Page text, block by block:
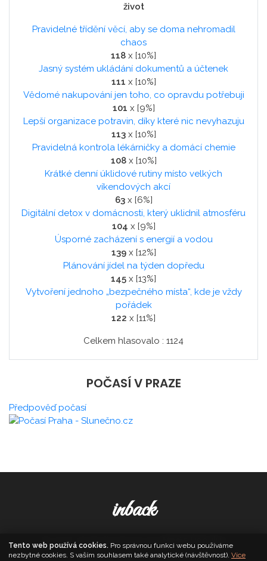
život
Pravidelné třídění věcí, aby se doma nehromadil
chaos
118 x [10%]
Jasný systém ukládání dokumentů a účtenek
111 x [10%]
Vědomé nakupování jen toho, co opravdu potřebuji
101 x [9%]
Lepší organizace potravin, díky které nic nevyhazuju
113x [10%]
Pravidelná kontrola lékárničky a domácí chemie
108x [10%]
Krátké denní úklidové rutiny místo velkých
víkendových akcí
63x [6%]
Digitální detox v domácnosti, který uklidnil atmosféru
104 x [9%]
Úsporné zacházení s energií a vodou
139x [12%]
Plánování jídel na týden dopředu
145 x [13%]
Vytvoření jednoho „bezpečného místa“, kde je vždy
pořádek
122 x [11%]
Celkem hlasovalo : 1124
POČASÍ V PRAZE
Předpověď počasí
inback
© 2026. All Rights Reserved, Media Populus
Tento web používá cookies. Pro správnou funkci webu používáme
nezbytné cookies. S vaším souhlasem také analytické (návštěvnost). Více